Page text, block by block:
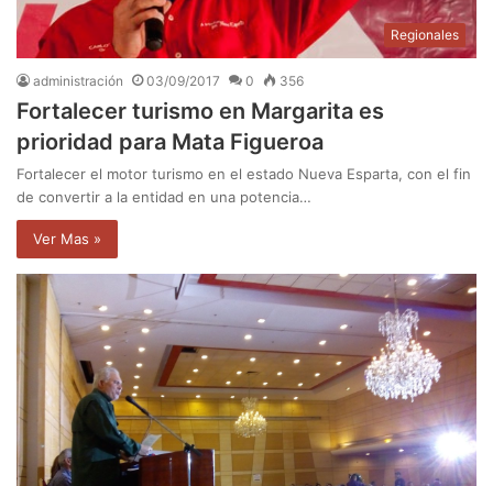
Regionales
administración 03/09/2017 0 356
Fortalecer turismo en Margarita es
prioridad para Mata Figueroa
Fortalecer el motor turismo en el estado Nueva Esparta, con el fin
de convertir a la entidad en una potencia…
Ver Mas »